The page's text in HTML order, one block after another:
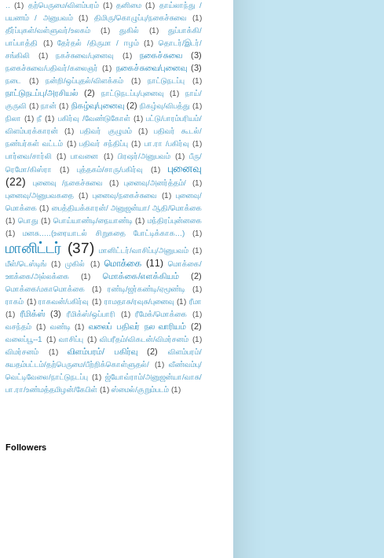
.. (1) தற்பெருமை/விளம்பரம் (1) தனிமை (1) தாய்லாந்து /
பயணம் / அனுபவம்
(1) திமிரு/கொழுப்பு/நகைச்சுவை
(1)
தீர்ப்புகள்/வள்ளுவர்/உலகம்
(1) துகில் (1)
துப்பாக்கி/
பாப்பாத்தி
(1) தேர்தல் /திருமா / ஈழம் (1)
தொடர்/இடர்/
சங்கிலி
(1) நகச்சுவை/புனைவு (1) நகைச்சுவை (3)
நகைச்சுவை/பதிவர்/கலைஞர் (1) நகைச்சுவை/புனைவு (3)
நடை (1) நன்றி/ஒப்புதல்/விளக்கம் (1) நாட்டுநடப்பு (1)
நாட்டுநடப்பு/அரசியல் (2) நாட்டுநடப்பு/புனைவு (1)
நாய்/
குருவி (1) நான் (1) நிகழ்வு/புனைவு (2) நிகழ்வு/விபத்து (1)
நிலா (1) நீ (1) பகிர்வு /வேண்டுகோள் (1) பட்டு/பாரம்பரியம்/
விளம்பரக்காரன்
(1) பதிவர் குழுமம் (1)
பதிவர் கூடல்/
நண்பர்கள் வட்டம் (1) பதிவர் சந்திப்பு (1) பா.ரா /பகிர்வு (1)
பார்வை/சார்லி
(1) பாவனை (1) பிரஷர்/அனுபவம் (1) பீரு/
ரெமோ/கிஸ்ரா
(1) புத்தகம்/சாரு/பகிர்வு (1)
புனைவு
(22)
புனைவு /நகைச்சுவை (1) புனைவு/அனர்த்தம்/
(1)
புனைவு/அனுபவகதை (1) புனைவு/நகைச்சுவை (1) புனைவு/
மொக்கை (1) பைத்தியக்காரன்/ அனுஜன்யா/ ஆதி/மொக்கை
(1) பொது (1) பொய்யாண்டி/நையாண்டி (1) மந்திரப்புன்னகை
(1)
மனசு.....(உரையாடல் சிறுகதை போட்டிக்காக...) (1)
மானிட்டர் (37) மானிட்டர்/வாசிப்பு/அனுபவம் (1)
மீள்/டெஸ்டிங் (1) முகில் (1) மொக்கை (11) மொக்கை/
ஊக்கை/அல்லக்கை
(1) மொக்கை/எளக்கியம் (2)
மொக்கை/மகாமொக்கை (1) ரண்டி/ஜர்கண்டி/ஏமூண்டி
(1)
ராகம் (1) ராகவன்/பகிர்வு (1) ராமதாசு/ரவுசு/புனைவு (1) ரீமா
(1)
ரீமிக்ஸ் (3) ரீமிக்ஸ்/ஒப்பாரி (1) ரீமேக்/மொக்கை
(1)
வசந்தம் (1) வண்டி (1) வலைப் பதிவர் நல வாரியம் (2)
வலைப்பூ--1 (1) வாசிப்பு (1) விபரீதம்/விகடன்/விமர்சனம் (1)
விமர்சனம்
(1) விளம்பரம்/ பகிர்வு (2)
விளம்பரம்/
சுயதம்பட்டம்/தற்பெருமை/பீற்றிக்கொள்ளுதல்/
(1) வீண்வம்பு/
வெட்டிவேலை/நாட்டுநடப்பு (1) ஜ்யோவ்ராம்/அனுஜன்யா/வாசு/
பா.ரா/உண்மத்தமிழன்/கேபிள் (1) ஸ்மைல்/குறும்படம் (1)
Followers